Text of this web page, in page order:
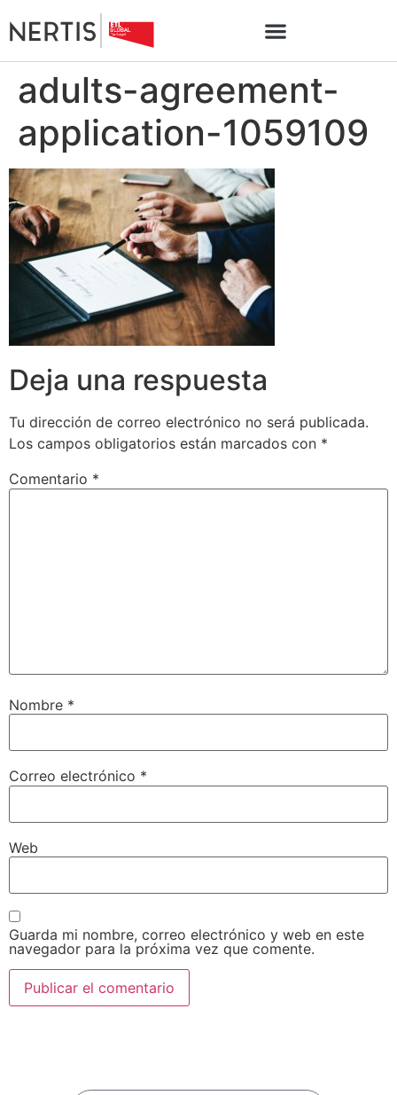
adults-agreement-
application-1059109
Deja una respuesta
Tu dirección de correo electrónico no será publicada.
Los campos obligatorios están marcados con *
Comentario *
Nombre *
Correo electrónico *
Web
Guarda mi nombre, correo electrónico y web en este
navegador para la próxima vez que comente.